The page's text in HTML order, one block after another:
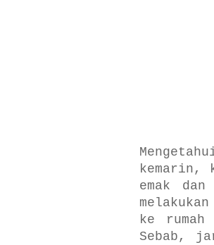
kemarin,
emak
ke
Sebab,